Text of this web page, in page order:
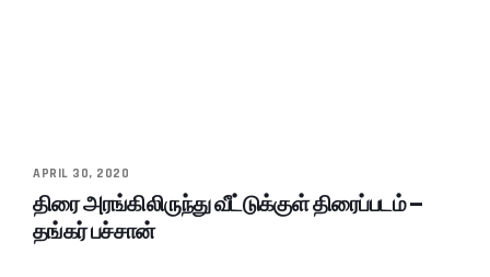
APRIL 30, 2020
திரை அரங்கிலிருந்து வீட்டுக்குள் திரைப்படம் –
தங்கர் பச்சான்